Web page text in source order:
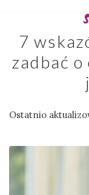
7
zadbać
Ostatnio